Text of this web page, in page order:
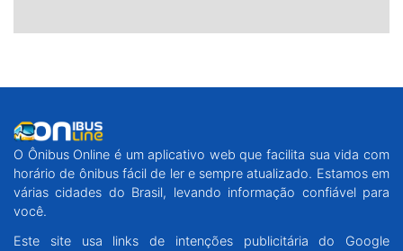
O Ônibus Online é um aplicativo web que facilita sua vida com
horário de ônibus fácil de ler e sempre atualizado. Estamos em
várias cidades do Brasil, levando informação confiável para
você.
Este site usa links de intenções publicitária do Google